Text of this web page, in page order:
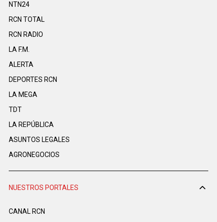
NTN24
RCN TOTAL
RCN RADIO
LA F.M.
ALERTA
DEPORTES RCN
LA MEGA
TDT
LA REPÚBLICA
ASUNTOS LEGALES
AGRONEGOCIOS
NUESTROS PORTALES
CANAL RCN